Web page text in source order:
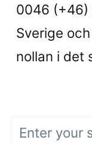
0046 (+46)
Sverige
nollan i det